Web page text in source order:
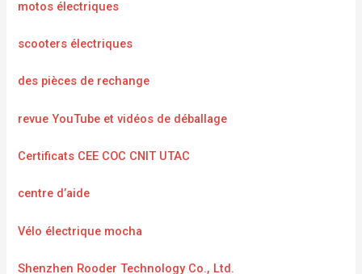
motos électriques
scooters électriques
des pièces de rechange
revue YouTube et vidéos de déballage
Certificats CEE COC CNIT UTAC
centre d’aide
Vélo électrique mocha
Shenzhen Rooder Technology Co., Ltd.